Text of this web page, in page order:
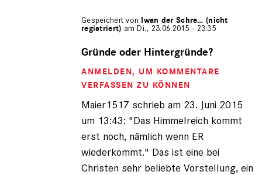
Gespeichert von Iwan der Schre… (nicht
registriert) am Di., 23.06.2015 - 23:35
auf
Maier1517
(nicht
Gründe oder Hintergründe?
ANMELDEN, UM KOMMENTARE
VERFASSEN ZU KÖNNEN
Maier1517 schrieb am 23. Juni 2015
um 13:43: "Das Himmelreich kommt
erst noch, nämlich wenn ER
wiederkommt." Das ist eine bei
Christen sehr beliebte Vorstellung, ein